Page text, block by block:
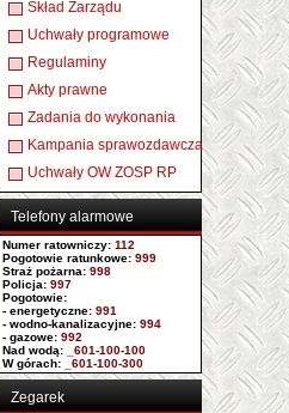
Skład Zarządu
Uchwały programowe
Regulaminy
Akty prawne
Zadania do wykonania
Kampania sprawozdawcza
Uchwały OW ZOSP RP
Telefony alarmowe
Numer ratowniczy: 112
Pogotowie ratunkowe: 999
Straż pożarna: 998
Policja: 997
Pogotowie:
- energetyczne: 991
- wodno-kanalizacyjne: 994
- gazowe: 992
Nad wodą: _601-100-100
W górach: _601-100-300
Zegarek